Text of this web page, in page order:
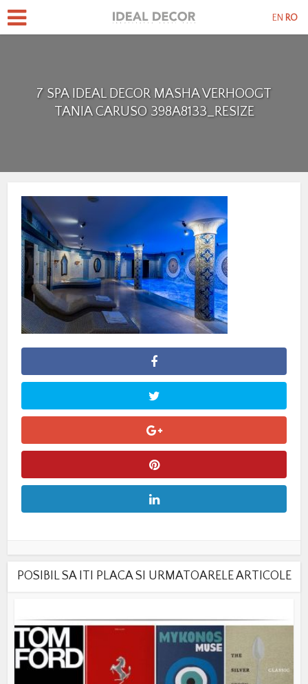
7 SPA IDEAL DECOR MASHA VERHOOGT
TANIA CARUSO 398A8133_RESIZE
POSIBIL SA ITI PLACA SI URMATOARELE ARTICOLE
EN RO